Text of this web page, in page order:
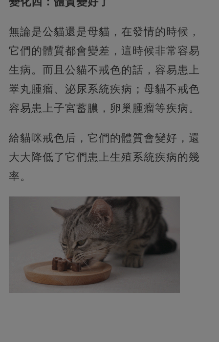
無論是公貓還是母貓，在發情的時候，
它們的體質都會變差，這時候非常容易
生病。而且公貓不戒色的話，容易患上
睪丸腫瘤、泌尿系統疾病；母貓不戒色
容易患上子宮蓄膿，卵巢腫瘤等疾病。
給貓咪戒色后，它們的體質會變好，還
大大降低了它們患上生殖系統疾病的幾
率。